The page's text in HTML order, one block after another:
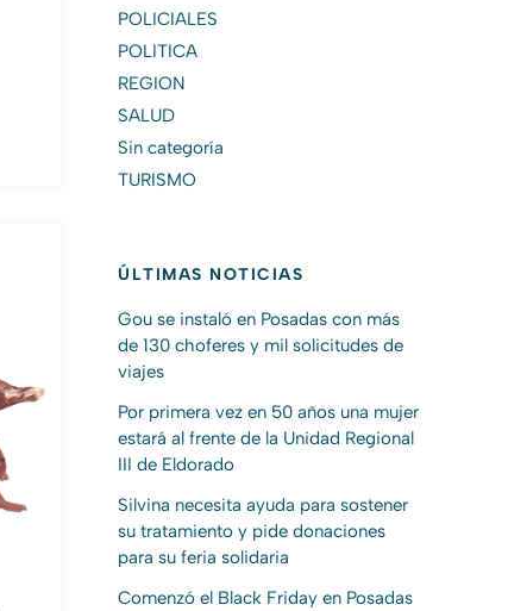
POLICIALES
POLITICA
REGION
SALUD
Sin categoría
TURISMO
ÚLTIMAS NOTICIAS
Gou se instaló en Posadas con más
de 130 choferes y mil solicitudes de
viajes
Por primera vez en 50 años una mujer
estará al frente de la Unidad Regional
III de Eldorado
Silvina necesita ayuda para sostener
su tratamiento y pide donaciones
para su feria solidaria
Comenzó el Black Friday en Posadas